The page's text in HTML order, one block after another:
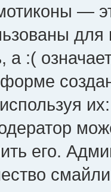
—
а :(
его.